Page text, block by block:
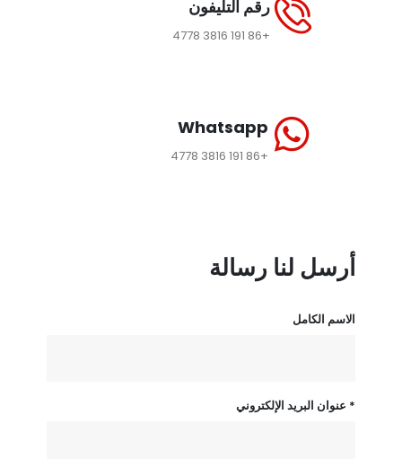
رقم التليفون
+86 191 3816 4778
Whatsapp
+86 191 3816 4778
أرسل لنا رسالة
الاسم الكامل
عنوان البريد الإلكتروني *